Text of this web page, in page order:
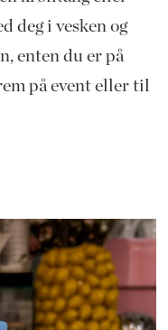
deg i vesken og
enten du er på
på event eller til